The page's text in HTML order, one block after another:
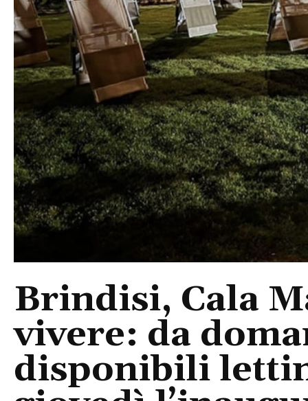
Brindisi, Cala
vivere: da
disponibili